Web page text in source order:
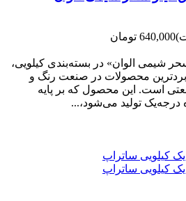
640,000 تومان
شیمی الوان» در بسته‌بندی کیلویی،
محصولات در صنعت رنگ و
است. این محصول که بر پایه
درجه‌یک تولید می‌شود،...